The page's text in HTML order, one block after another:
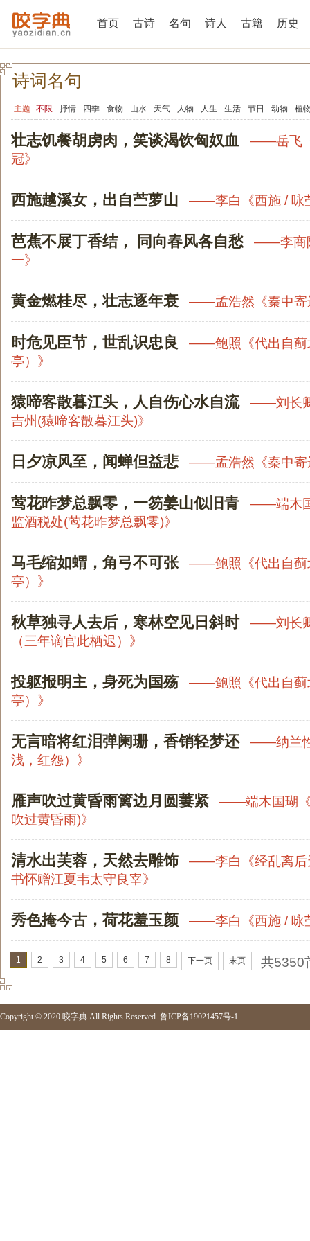
首页 古诗 名句 诗人 古籍 历史
诗词名句
主题 不限 抒情 四季 食物 山水 天气 人物 人生 生活 节日 动物 植
壮志饥餐胡虏肉，笑谈渴饮匈奴血 ——岳飞
冠》
西施越溪女，出自苎萝山 ——李白 《西施 / 咏
芭蕉不展丁香结， 同向春风各自愁 ——李商
一》
黄金燃桂尽，壮志逐年衰 ——孟浩然 《秦中
时危见臣节，世乱识忠良 ——鲍照 《代出自
亭） 》
猿啼客散暮江头，人自伤心水自流 ——刘长
吉州(猿啼客散暮江头)》
日夕凉风至，闻蝉但益悲 ——孟浩然 《秦中
莺花昨梦总飘零，一笏姜山似旧青 ——端木
监酒税处(莺花昨梦总飘零)》
马毛缩如蝟，角弓不可张 ——鲍照 《代出自
亭） 》
秋草独寻人去后，寒林空见日斜时 ——刘长
（三年谪官此栖迟） 》
投躯报明主，身死为国殇 ——鲍照 《代出自
亭） 》
无言暗将红泪弹阑珊，香销轻梦还 ——纳兰
浅，红怨） 》
雁声吹过黄昏雨篱边月圆萋紧 ——端木国瑚
吹过黄昏雨)》
清水出芙蓉，天然去雕饰 ——李白 《经乱离
书怀赠江夏韦太守良宰》
秀色掩今古，荷花羞玉颜 ——李白 《西施 / 咏
1 2 3 4 5 6 7 8 下一页 末页 共5350
Copyright © 2020 咬字典 All Rights Reserved. 鲁ICP备19021457号-1